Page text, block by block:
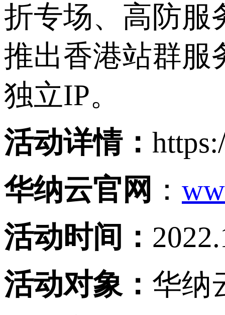
折专场、高防服
推出香港站群服
独立IP。
活动详情：
华纳云官网 ：
活动时间：
活动对象： 华纳